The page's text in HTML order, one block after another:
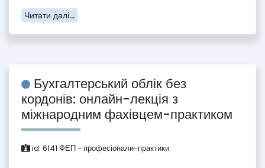
Читати далі...
Бухгалтерський облік без
кордонів: онлайн-лекція з
міжнародним фахівцем-практиком
id: 6141 ФЕП - професіонали-практики